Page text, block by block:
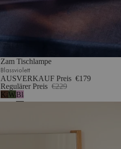
Zam Tischlampe
Blassviolett
AUSVERKAUF Preis €179
Regulärer Preis €229
Kakaobraun
Waldgrün
Blassviolett